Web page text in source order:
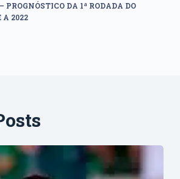
PROGNÓSTICO DA 1ª RODADA DO
A 2022